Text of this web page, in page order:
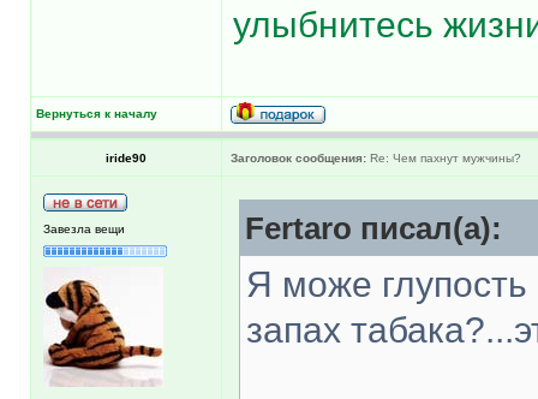
улыбнитесь
Вернуться к началу
iride90 Заголовок сообщения: Re: Чем пахнут мужчины?
Завезла вещи Fertaro писал(а):
Я може
запах